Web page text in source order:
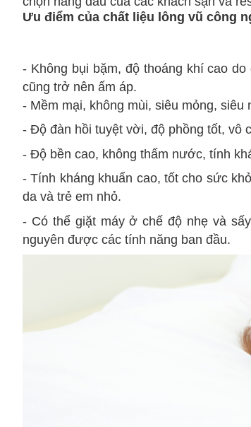
Ưu điểm của chất liệu lông vũ công
- Không bụi bặm, độ thoáng khí cao
cũng trở nên ấm áp.
- Mềm mại, không mùi, siêu mỏng, siêu
- Độ đàn hồi tuyệt vời, độ phồng tốt, vô
- Độ bền cao, không thấm nước, tính
- Tính kháng khuẩn cao, tốt cho sức
da và trẻ em nhỏ.
- Có thể giặt máy ở chế độ nhẹ và
nguyên được các tính năng ban đầu.